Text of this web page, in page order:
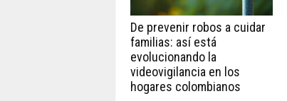
De prevenir robos a cuidar
familias: así está
evolucionando la
videovigilancia en los
hogares colombianos